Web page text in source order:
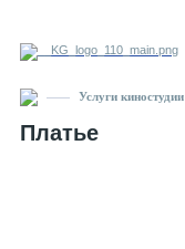
Услуги киностудии
Платье